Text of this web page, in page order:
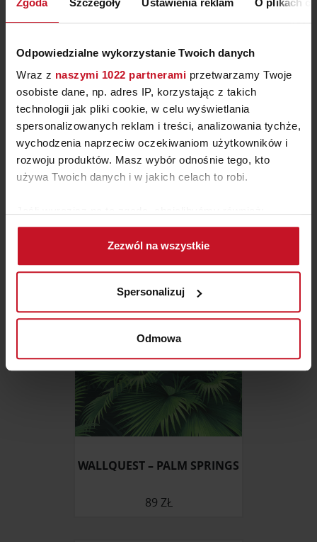
Odpowiedzialne wykorzystanie Twoich danych
Wraz z naszymi 1022 partnerami przetwarzamy Twoje
osobiste dane, np. adres IP, korzystając z takich
technologii jak pliki cookie, w celu wyświetlania
spersonalizowanych reklam i treści, analizowania tychże,
wychodzenia naprzeciw oczekiwaniom użytkowników i
rozwoju produktów. Masz wybór odnośnie tego, kto
używa Twoich danych i w jakich celach to robi.
Gromadzić dane dotyczące Twojej lokalizacji
geograficznej z dokładnością nawet do kilku metrów
Identyfikować Twoje urządzenie, aktywnie
(fingerprinting, czyli wirtualny odcisk palca)
Dowiedz się więcej odnośnie tego, jak Twoje osobiste
dane są przetwarzane oraz ustaw własne preferencje w
zmienić lub wycofać swoją zgodę w dowolnej chwili.
Wykorzystujemy pliki cookie do spersonalizowania treści
i reklam, aby oferować funkcje społecznościowe i
analizować ruch w naszej witrynie. Informacje o tym, jak
społecznościowym, reklamowym i analitycznym.
otrzymanymi od Ciebie lub uzyskanymi podczas
Zezwól na wszystkie
Spersonalizuj
Odmowa
ZAPYTAJ O CENĘ W SALONIE
WALLQUEST – PALM SPRINGS
89 ZŁ